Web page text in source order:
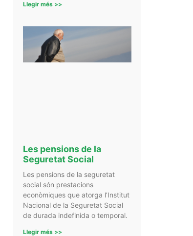
Llegir més >>
Les pensions de la
Seguretat Social
Les pensions de la seguretat
social són prestacions
econòmiques que atorga l’Institut
Nacional de la Seguretat Social
de durada indefinida o temporal.
Llegir més >>